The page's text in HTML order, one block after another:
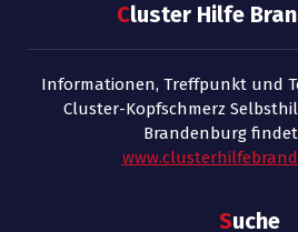
Cluster Hilfe
Informationen, Treffpunkt und
Cluster-Kopfschmerz
Brandenburg
Suche